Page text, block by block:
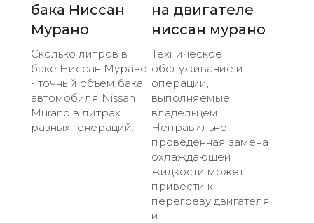
бака Ниссан
Мурано
Сколько литров в
баке Ниссан Мурано
- точный объем бака
автомобиля Nissan
Murano в литрах
разных генераций.
на двигателе
ниссан мурано
Техническое
обслуживание и
операции,
выполняемые
владельцем
Неправильно
проведенная замена
охлаждающей
жидкости может
привести к
перегреву двигателя
и